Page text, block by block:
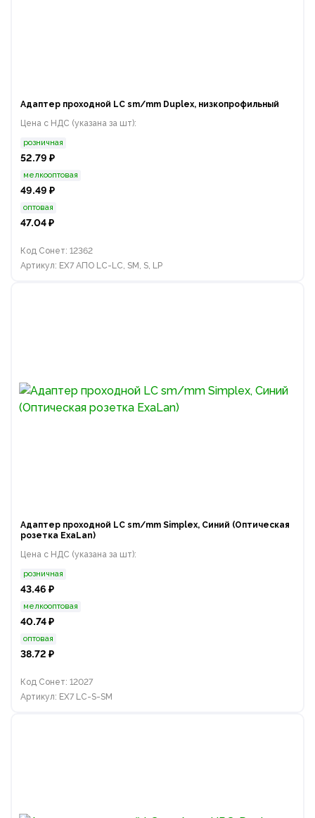
Адаптер проходной LC sm/mm Duplex, низкопрофильный
Цена с НДС (указана за шт):
розничная
52.79 ₽
мелкооптовая
49.49 ₽
оптовая
47.04 ₽
Код Сонет: 12362
Артикул: EX7 АПО LC-LC, SM, S, LP
Адаптер проходной LC sm/mm Simplex, Синий (Оптическая
розетка ExaLan)
Цена с НДС (указана за шт):
розничная
43.46 ₽
мелкооптовая
40.74 ₽
оптовая
38.72 ₽
Код Сонет: 12027
Артикул: EX7 LC-S-SM